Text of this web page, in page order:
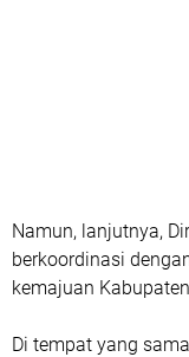
Namun, lanjutnya,
berkoordinasi
kemajuan
Di tempat yang